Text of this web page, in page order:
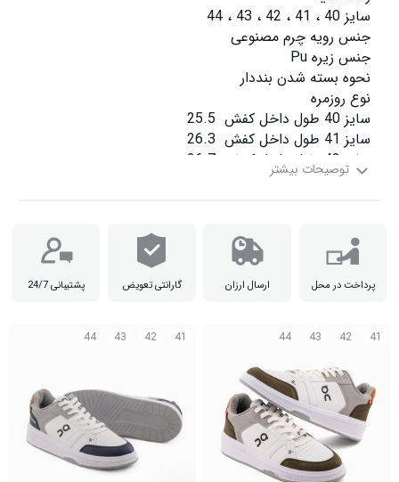
پرداخت در محل ارسال ارزان گارانتی تعویض پشتیبانی 24/7
41
42
43
44 41
42
43
44